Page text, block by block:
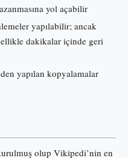
yol açabilir
yapılabilir; ancak
dakikalar içinde geri
yapılan kopyalamalar
olup Vikipedi’nin en